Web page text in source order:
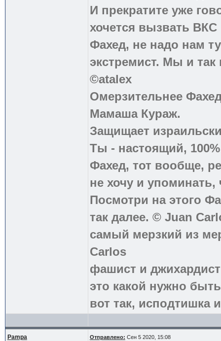
И прекратите уже
хочется вызвать
Фахед, не надо нам
экстремист. Мы и
©atalex
Омерзительнее
Мамаша Кураж.
Защищает
Ты - настоящий,
Фахед, тот вообще,
не хочу и
Посмотри на этого
так далее. © Juan
самый мерзкий из
Carlos
фашист и
это какой нужно
вот так, исподтишка
Pampa Отправлено: Сен 5 2020, 15:08